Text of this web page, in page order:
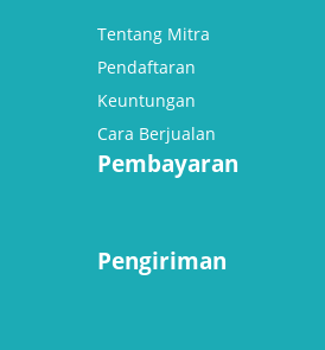
Tentang Mitra
Pendaftaran
Keuntungan
Cara Berjualan
Pembayaran
Pengiriman